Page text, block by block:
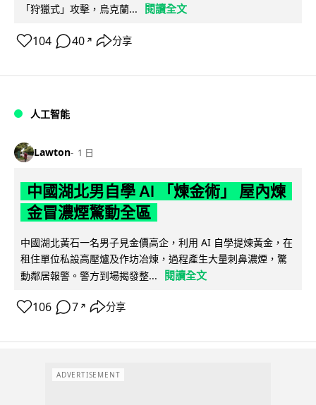
「狩獵式」攻擊，烏克蘭...
閱讀全文
104 40 ↗ 分享
人工智能
Lawton 1 日
中國湖北男自學 AI 「煉金術」 屋內煉
金冒濃煙驚動全區
中國湖北黃石一名男子見金價高企，利用 AI 自學提煉黃金，在
租住單位私設高壓爐及作坊冶煉，過程產生大量刺鼻濃煙，驚
動鄰居報警。警方到場揭發整...
閱讀全文
106 7 ↗ 分享
ADVERTISEMENT